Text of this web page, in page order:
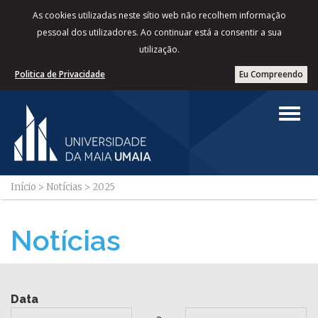
As cookies utilizadas neste sítio web não recolhem informação
pessoal dos utilizadores. Ao continuar está a consentir a sua
utilização.
Eu Compreendo
Politica de Privacidade
Início > Notícias > 2025
Notícias
Data